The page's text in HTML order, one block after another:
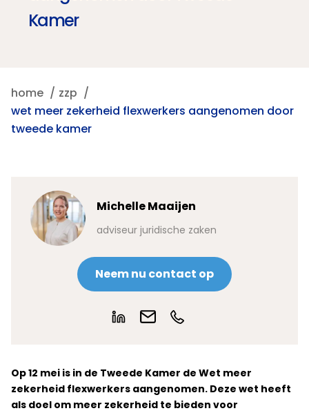
Kamer
home
zzp
wet meer zekerheid flexwerkers aangenomen door
tweede kamer
Michelle Maaijen
adviseur juridische zaken
Neem nu contact op
Op 12 mei is in de Tweede Kamer de Wet meer
zekerheid flexwerkers aangenomen. Deze wet heeft
als doel om meer zekerheid te bieden voor